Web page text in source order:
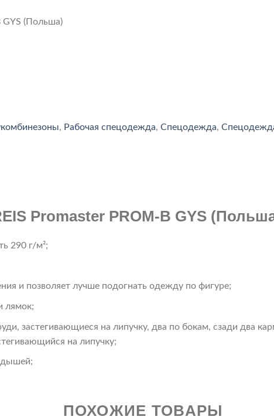
GYS (Польша)
, Рабочая спецодежда, Спецодежда,
Promaster PROM-B GYS
290 г/м²;
и позволяет лучше подогнать одежду по фигуре;
лямок;
застегивающиеся на липучку, два по бокам, сзади два
на липучку;
ПОХОЖИЕ ТОВАРЫ